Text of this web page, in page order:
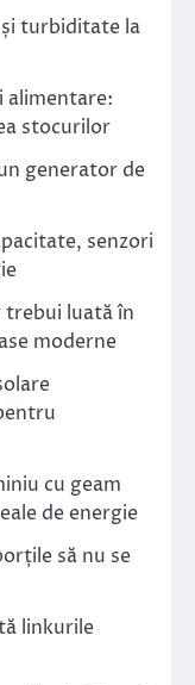
turbiditate la
alimentare:
stocurilor
generator de
senzori
trebui luată în
moderne
cu geam
de energie
să nu se
linkurile